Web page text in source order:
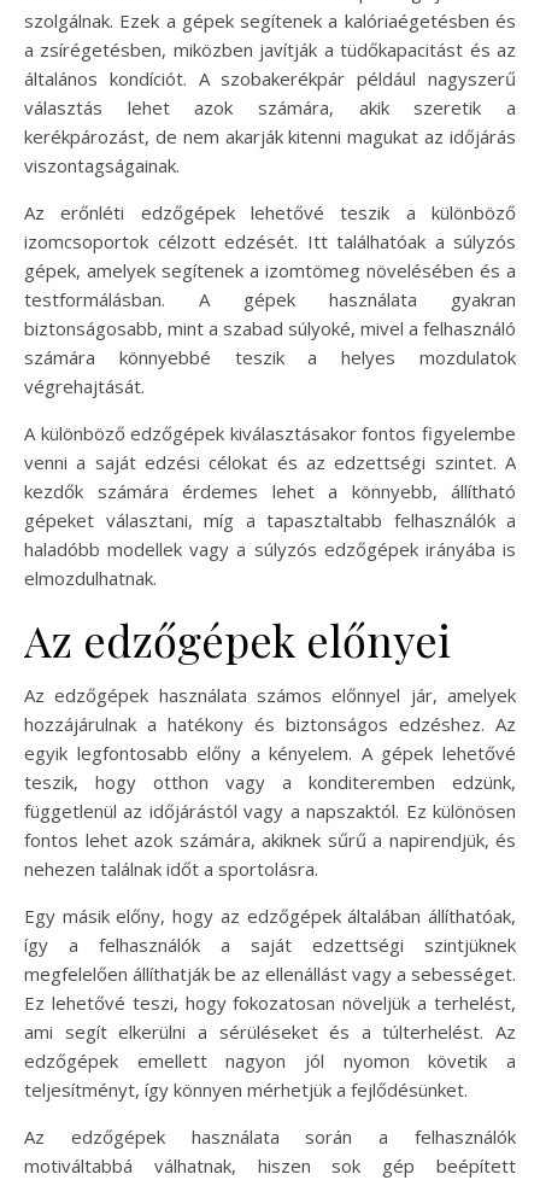
szolgálnak. Ezek a gépek segítenek a kalóriaégetésben és
a zsírégetésben, miközben javítják a tüdőkapacitást és az
általános kondíciót. A szobakerékpár például nagyszerű
választás lehet azok számára, akik szeretik a
kerékpározást, de nem akarják kitenni magukat az időjárás
viszontagságainak.
Az erőnléti edzőgépek lehetővé teszik a különböző
izomcsoportok célzott edzését. Itt találhatóak a súlyzós
gépek, amelyek segítenek a izomtömeg növelésében és a
testformálásban. A gépek használata gyakran
biztonságosabb, mint a szabad súlyoké, mivel a felhasználó
számára könnyebbé teszik a helyes mozdulatok
végrehajtását.
A különböző edzőgépek kiválasztásakor fontos figyelembe
venni a saját edzési célokat és az edzettségi szintet. A
kezdők számára érdemes lehet a könnyebb, állítható
gépeket választani, míg a tapasztaltabb felhasználók a
haladóbb modellek vagy a súlyzós edzőgépek irányába is
elmozdulhatnak.
Az edzőgépek előnyei
Az edzőgépek használata számos előnnyel jár, amelyek
hozzájárulnak a hatékony és biztonságos edzéshez. Az
egyik legfontosabb előny a kényelem. A gépek lehetővé
teszik, hogy otthon vagy a konditeremben edzünk,
függetlenül az időjárástól vagy a napszaktól. Ez különösen
fontos lehet azok számára, akiknek sűrű a napirendjük, és
nehezen találnak időt a sportolásra.
Egy másik előny, hogy az edzőgépek általában állíthatóak,
így a felhasználók a saját edzettségi szintjüknek
megfelelően állíthatják be az ellenállást vagy a sebességet.
Ez lehetővé teszi, hogy fokozatosan növeljük a terhelést,
ami segít elkerülni a sérüléseket és a túlterhelést. Az
edzőgépek emellett nagyon jól nyomon követik a
teljesítményt, így könnyen mérhetjük a fejlődésünket.
Az edzőgépek használata során a felhasználók
motiváltabbá válhatnak, hiszen sok gép beépített